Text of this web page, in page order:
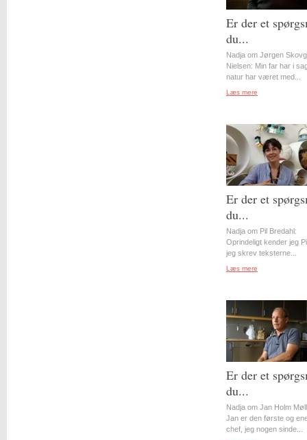
Er der et
du...
Nadja om Jørgen
Nielsen: Min far har i
natur har været med...
Læs mere
Er der et
du...
Nadja om Pil Bredahl:
Oprindeligt kender jeg
jeg skrev teksterne...
Læs mere
Er der et
du...
Nadja om Jan Holm
Jan er den første og
chef, jeg nogen sinde...